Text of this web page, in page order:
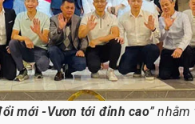
mới -Vươn tới đỉnh cao”